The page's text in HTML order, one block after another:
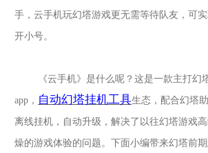
手，云手机玩幻塔游戏更无需等待队友，可
开小号。
《云手机》是什么呢？这是一款主打幻
app， 自动幻塔挂机工具生态，配合幻塔
离线挂机，自动升级，解决了以往幻塔游戏
燥的游戏体验的问题。下面小编带来幻塔前